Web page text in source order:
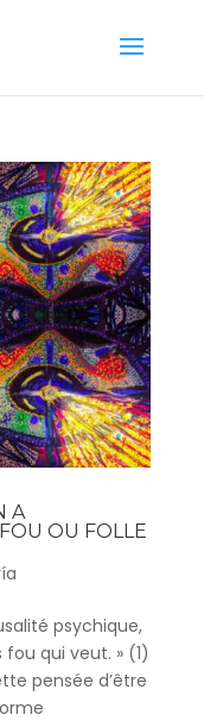
A
OU FOLLE
psychique,
qui veut. » (1)
pensée d’être